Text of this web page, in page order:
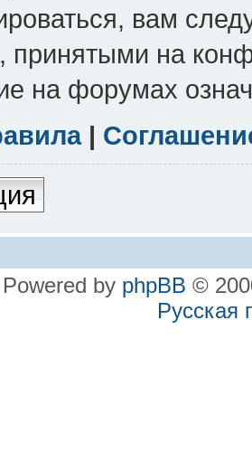
вам
принятыми на
на форумах
|
Powered by phpBB ©
Русская